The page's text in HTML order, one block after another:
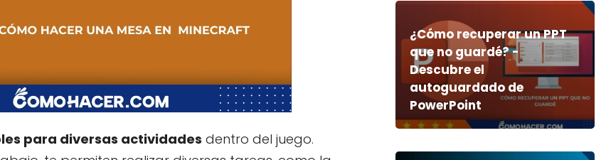
para diversas actividades dentro del juego.
¿Cómo recuperar un PPT
que no guardé? -
Descubre el
autoguardado de
PowerPoint